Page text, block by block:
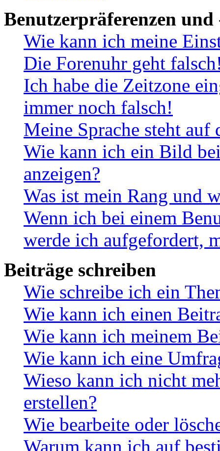
Benutzerpräferenzen und
Wie kann ich meine
Die Forenuhr geht
Ich habe die Zeitzone
immer noch falsch!
Meine Sprache steht
Wie kann ich ein Bild
anzeigen?
Was ist mein Rang und
Wenn ich bei einem
werde ich aufgefordert,
Beiträge schreiben
Wie schreibe ich ein
Wie kann ich einen
Wie kann ich meinem
Wie kann ich eine
Wieso kann ich nicht
erstellen?
Wie bearbeite oder
Warum kann ich auf